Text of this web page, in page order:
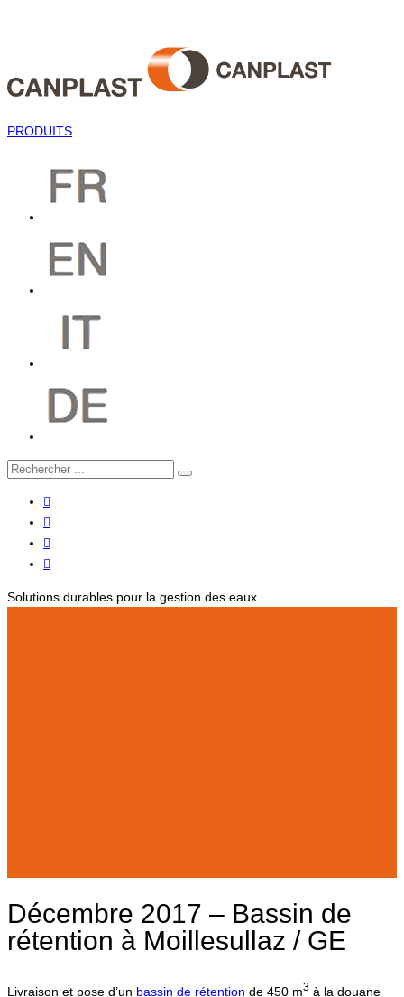
PRODUITS
Solutions durables pour la gestion des eaux
Décembre 2017 – Bassin de
rétention à Moillesullaz / GE
Livraison et pose d’un bassin de rétention de 450 m3 à la douane